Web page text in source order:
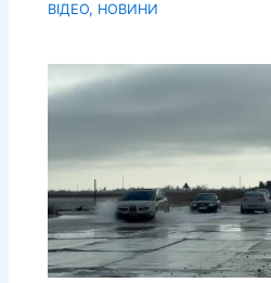
ВІДЕО, НОВИНИ